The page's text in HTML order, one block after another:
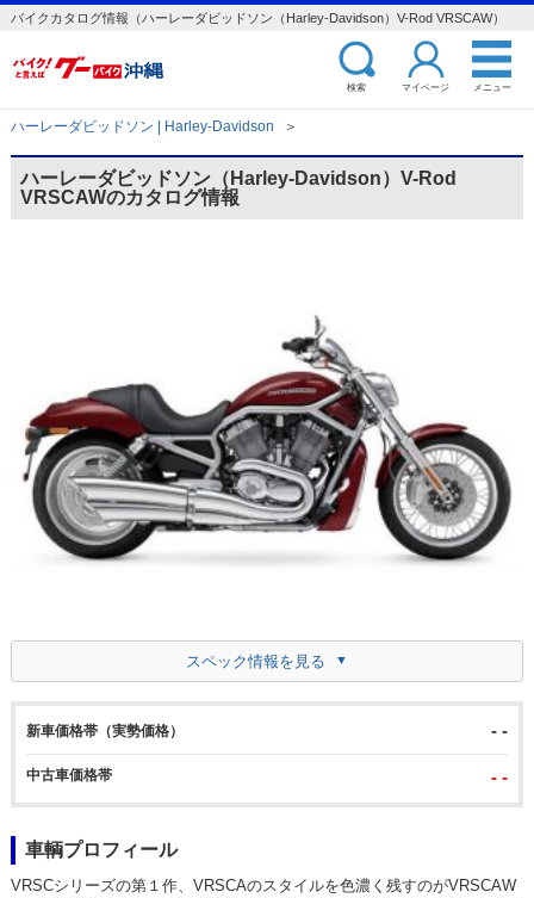
バイクカタログ情報（ハーレーダビッドソン（Harley-Davidson）V-Rod VRSCAW）
検索 マイページ メニュー
ハーレーダビッドソン | Harley-Davidson ＞
ハーレーダビッドソン（Harley-Davidson）V-Rod
VRSCAWのカタログ情報
スペック情報を見る
新車価格帯（実勢価格） - -
中古車価格帯 - -
車輌プロフィール
VRSCシリーズの第１作、VRSCAのスタイルを色濃く残すのがVRSCAW